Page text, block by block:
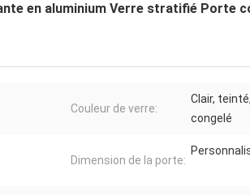
en aluminium Verre stratifié Porte
Couleur de verre:
Clair,
congelé
Dimension de la porte: